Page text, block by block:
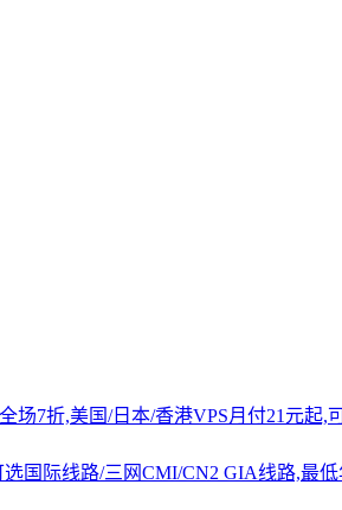
场7折,美国/日本/香港VPS月付21元起,
国际线路/三网CMI/CN2 GIA线路,最低